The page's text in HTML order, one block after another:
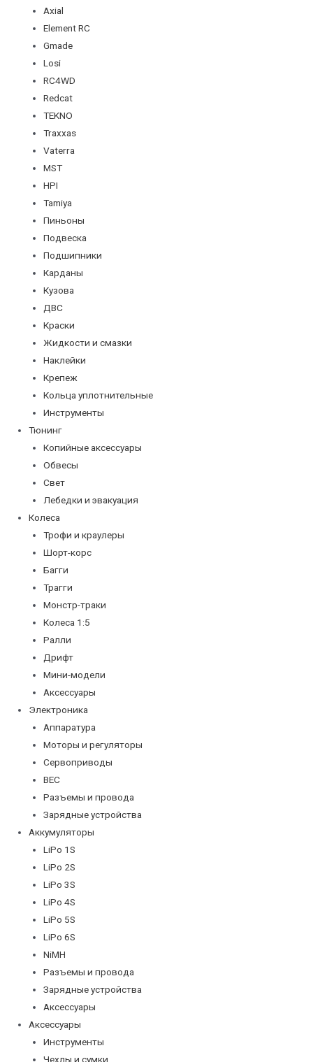
Axial
Element RC
Gmade
Losi
RC4WD
Redcat
TEKNO
Traxxas
Vaterra
MST
HPI
Tamiya
Пиньоны
Подвеска
Подшипники
Карданы
Кузова
ДВС
Краски
Жидкости и смазки
Наклейки
Крепеж
Кольца уплотнительные
Инструменты
Тюнинг
Копийные аксессуары
Обвесы
Свет
Лебедки и эвакуация
Колеса
Трофи и краулеры
Шорт-корс
Багги
Трагги
Монстр-траки
Колеса 1:5
Ралли
Дрифт
Мини-модели
Аксессуары
Электроника
Аппаратура
Моторы и регуляторы
Сервоприводы
BEC
Разъемы и провода
Зарядные устройства
Аккумуляторы
LiPo 1S
LiPo 2S
LiPo 3S
LiPo 4S
LiPo 5S
LiPo 6S
NiMH
Разъемы и провода
Зарядные устройства
Аксессуары
Аксессуары
Инструменты
Чехлы и сумки